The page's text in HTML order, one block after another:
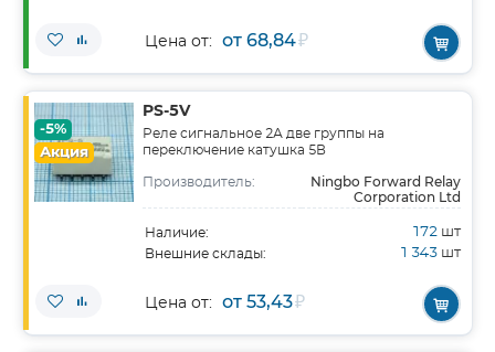
Цена от: от 68,84₽
-5%
Акция
PS-5V
Реле сигнальное 2А две группы на
переключение катушка 5В
Производитель:
Ningbo Forward Relay
Corporation Ltd
Наличие: 172 шт
Внешние склады: 1 343 шт
Цена от: от 53,43₽